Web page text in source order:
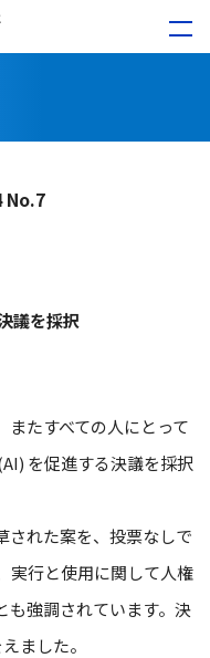
No.7
議を採択
たすべての人にとって
を促進する決議を採択
れた案を、投票なしで
実行と使用に関して人権
も強調されています。決
ました。